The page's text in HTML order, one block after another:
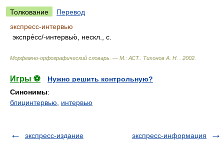
Толкование
Перевод
экспресс-интервью
экспре́сс/-интервью́, нескл., с.
Морфемно-орфографический словарь. — М.: АСТ. Тихонов А. Н. 2002
Игры ⚽
Нужно решить контрольную?
Синонимы:
блицинтервью
интервью
экспресс-издание экспресс-информация